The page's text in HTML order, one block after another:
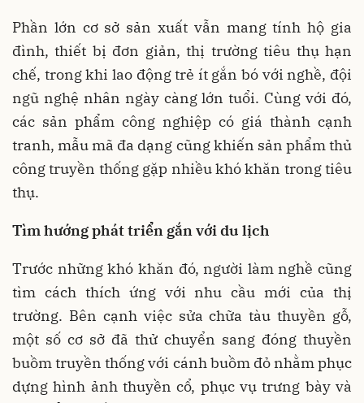
Phần lớn cơ sở sản xuất vẫn mang tính hộ gia
đình, thiết bị đơn giản, thị trường tiêu thụ hạn
chế, trong khi lao động trẻ ít gắn bó với nghề, đội
ngũ nghệ nhân ngày càng lớn tuổi. Cùng với đó,
các sản phẩm công nghiệp có giá thành cạnh
tranh, mẫu mã đa dạng cũng khiến sản phẩm thủ
công truyền thống gặp nhiều khó khăn trong tiêu
thụ.
Tìm hướng phát triển gắn với du lịch
Trước những khó khăn đó, người làm nghề cũng
tìm cách thích ứng với nhu cầu mới của thị
trường. Bên cạnh việc sửa chữa tàu thuyền gỗ,
một số cơ sở đã thử chuyển sang đóng thuyền
buồm truyền thống với cánh buồm đỏ nhằm phục
dựng hình ảnh thuyền cổ, phục vụ trưng bày và